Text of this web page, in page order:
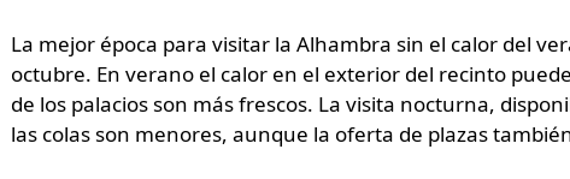
La mejor época para visitar la Alhambra sin el calor del
octubre. En verano el calor en el exterior del recinto
de los palacios son más frescos. La visita nocturna,
las colas son menores, aunque la oferta de plazas